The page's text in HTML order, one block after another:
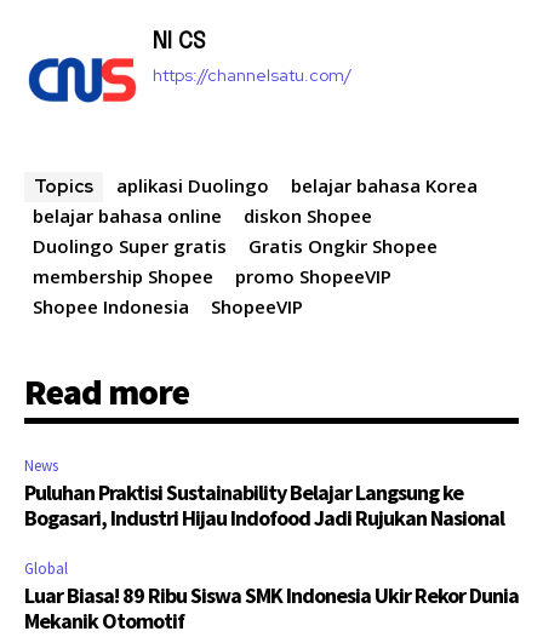
NI CS
https://channelsatu.com/
Topics aplikasi Duolingo
belajar bahasa Korea
belajar bahasa online
diskon Shopee
Duolingo Super gratis
Gratis Ongkir Shopee
membership Shopee
promo ShopeeVIP
Shopee Indonesia
ShopeeVIP
Read more
News
Puluhan Praktisi Sustainability Belajar Langsung ke
Bogasari, Industri Hijau Indofood Jadi Rujukan Nasional
Global
Luar Biasa! 89 Ribu Siswa SMK Indonesia Ukir Rekor Dunia
Mekanik Otomotif